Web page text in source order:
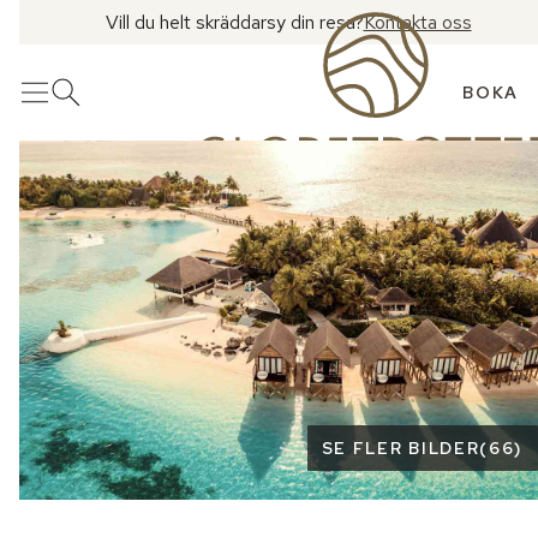
Vill du helt skräddarsy din resa?Kontakta oss
MenyÖppna sök BOKA
Se fler bilder
SE FLER BILDER( 66)